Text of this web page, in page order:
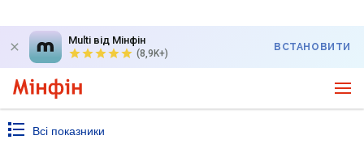
Multi від Мінфін
(8,9K+)
ВСТАНОВИТИ
Всі показники